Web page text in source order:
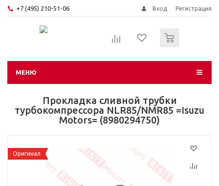
+7 (495) 210-51-06 Вход Регистрация
МЕНЮ
Прокладка сливной трубки
турбокомпрессора NLR85/NMR85 =Isuzu
Motors= (8980294750)
Оригинал